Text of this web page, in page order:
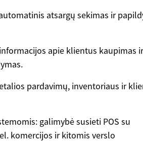
atsargų sekimas ir
apie klientus kaupimas ir
pardavimų, inventoriaus ir
galimybė susieti POS su
komercijos ir kitomis verslo